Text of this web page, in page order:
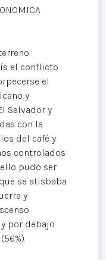
el conflicto
el
y
Salvador y
con la
del café y
controlados
pudo ser
se atisbaba
y
por debajo